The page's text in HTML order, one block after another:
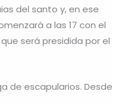
del santo y, en ese
a las 17 con el
será presidida por el
de escapularios. Desde